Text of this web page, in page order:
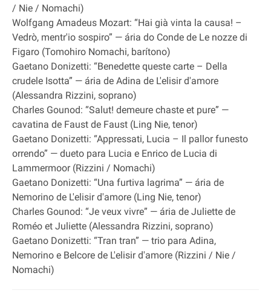
/ Nie / Nomachi)
Wolfgang Amadeus Mozart: “Hai già vinta la causa! –
Vedrò, mentr'io sospiro” — ária do Conde de Le nozze di
Figaro (Tomohiro Nomachi, barítono)
Gaetano Donizetti: “Benedette queste carte – Della
crudele Isotta” — ária de Adina de L'elisir d'amore
(Alessandra Rizzini, soprano)
Charles Gounod: “Salut! demeure chaste et pure” —
cavatina de Faust de Faust (Ling Nie, tenor)
Gaetano Donizetti: “Appressati, Lucia – Il pallor funesto
orrendo” — dueto para Lucia e Enrico de Lucia di
Lammermoor (Rizzini / Nomachi)
Gaetano Donizetti: “Una furtiva lagrima” — ária de
Nemorino de L'elisir d'amore (Ling Nie, tenor)
Charles Gounod: “Je veux vivre” — ária de Juliette de
Roméo et Juliette (Alessandra Rizzini, soprano)
Gaetano Donizetti: “Tran tran” — trio para Adina,
Nemorino e Belcore de L'elisir d'amore (Rizzini / Nie /
Nomachi)